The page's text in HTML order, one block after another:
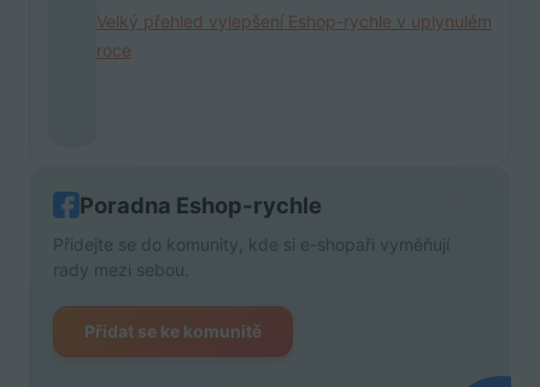
Velký přehled vylepšení Eshop-rychle v uplynulém
roce
Poradna Eshop-rychle
Přidejte se do komunity, kde si e-shopaři vyměňují
rady mezi sebou.
Přidat se ke komunitě